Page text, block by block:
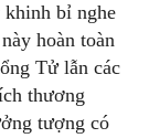
bỉ nghe
hoàn toàn
Tử lẫn các
thương
tượng có